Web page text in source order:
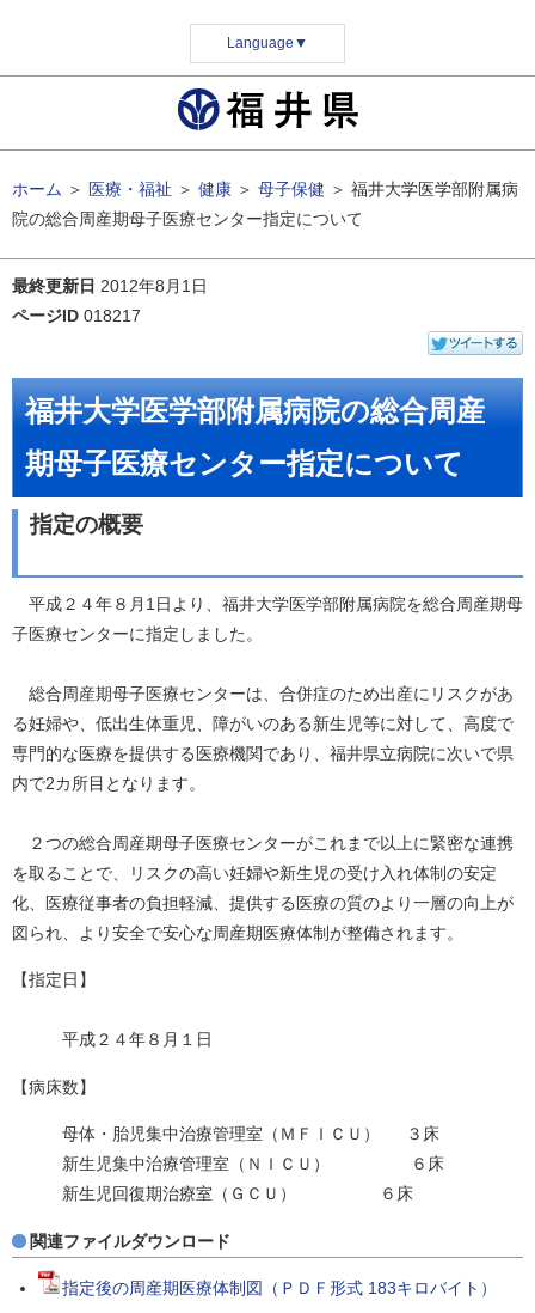
Language ▼
ホーム ＞ 医療・福祉 ＞ 健康 ＞ 母子保健 ＞ 福井大学医学部附属病
院の総合周産期母子医療センター指定について
最終更新日 2012年8月1日
ページID 018217
福井大学医学部附属病院の総合周産
期母子医療センター指定について
指定の概要
平成２４年８月1日より、福井大学医学部附属病院を総合周産期母
子医療センターに指定しました。
総合周産期母子医療センターは、合併症のため出産にリスクがあ
る妊婦や、低出生体重児、障がいのある新生児等に対して、高度で
専門的な医療を提供する医療機関であり、福井県立病院に次いで県
内で2カ所目となります。
２つの総合周産期母子医療センターがこれまで以上に緊密な連携
を取ることで、リスクの高い妊婦や新生児の受け入れ体制の安定
化、医療従事者の負担軽減、提供する医療の質のより一層の向上が
図られ、より安全で安心な周産期医療体制が整備されます。
【指定日】
平成２４年８月１日
【病床数】
母体・胎児集中治療管理室（ＭＦＩＣＵ） ３床
新生児集中治療管理室（ＮＩＣＵ） ６床
新生児回復期治療室（ＧＣＵ） ６床
関連ファイルダウンロード
指定後の周産期医療体制図（ＰＤＦ形式 183キロバイト）